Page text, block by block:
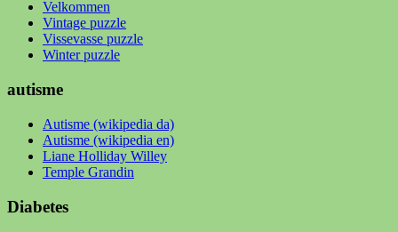
Velkommen
Vintage puzzle
Vissevasse puzzle
Winter puzzle
autisme
Autisme (wikipedia da)
Autisme (wikipedia en)
Liane Holliday Willey
Temple Grandin
Diabetes